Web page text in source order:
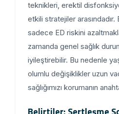
teknikleri, erektil
etkili stratejiler
sadece ED riskini
zamanda genel sağlık
iyileştirebilir. Bu nedenle
olumlu değişiklikler uzun
sağlığımızı korumanın